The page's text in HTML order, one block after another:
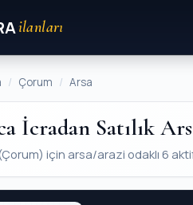
ilanları
Çorum Arsa
İcradan Satılık
için arsa/arazi odaklı 6